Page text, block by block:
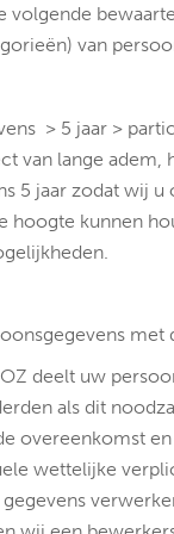
volgende
van
> 5 jaar >
van lange adem,
5 jaar zodat wij u
hoogte kunnen
met
deelt uw
als dit
overeenkomst
wettelijke